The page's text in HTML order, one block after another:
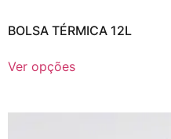
BOLSA TÉRMICA 12L
Ver opções